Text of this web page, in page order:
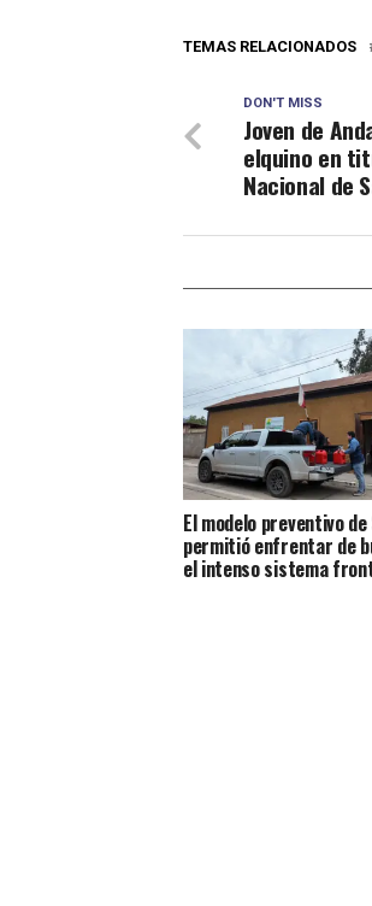
TEMAS RELACIONADOS
DON'T MISS
Joven de
elquino en
Nacional de
El modelo preventivo de
permitió enfrentar de
el intenso sistema